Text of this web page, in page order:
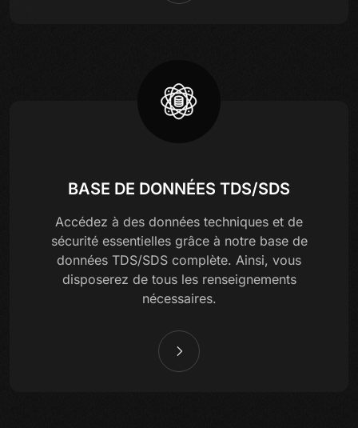
BASE DE DONNÉES TDS/SDS
Accédez à des données techniques et de
sécurité essentielles grâce à notre base de
données TDS/SDS complète. Ainsi, vous
disposerez de tous les renseignements
nécessaires.